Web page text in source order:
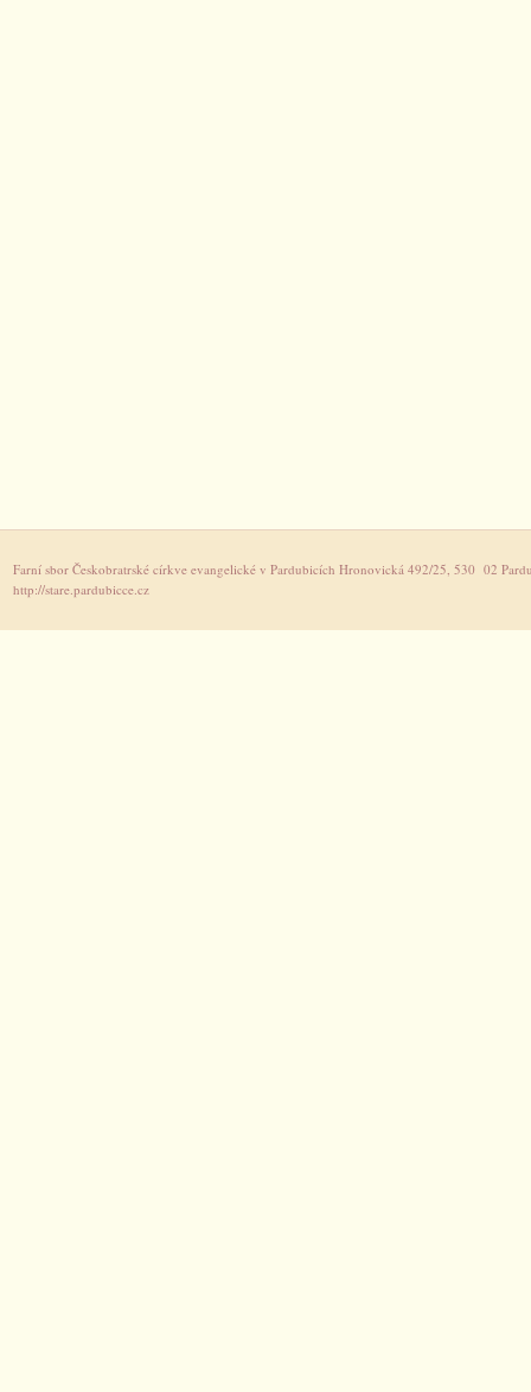
Farní sbor Českobratrské církve evangelické v Pardubicích Hronovická 492/25, 530 02
http://stare.pardubicce.cz